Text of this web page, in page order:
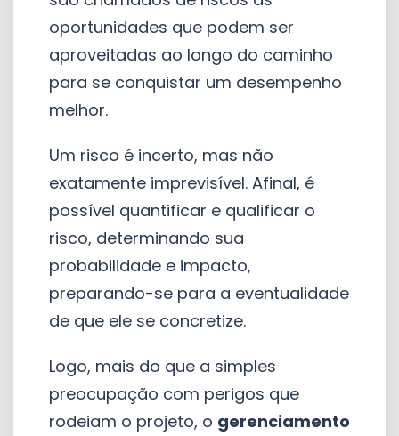
oportunidades que podem ser
aproveitadas ao longo do caminho
para se conquistar um desempenho
melhor.
Um risco é incerto, mas não
exatamente imprevisível. Afinal, é
possível quantificar e qualificar o
risco, determinando sua
probabilidade e impacto,
preparando-se para a eventualidade
de que ele se concretize.
Logo, mais do que a simples
preocupação com perigos que
rodeiam o projeto, o gerenciamento